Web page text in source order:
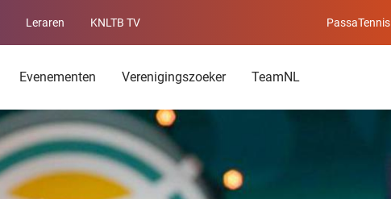
Leraren KNLTB TV PassaTennis
Evenementen Verenigingszoeker TeamNL